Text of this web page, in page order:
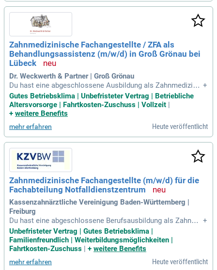
Zahnmedizinische Fachangestellte / ZFA als
Behandlungsassistenz (m/w/d) in Groß Grönau bei
Lübeck
Dr. Weckwerth & Partner | Groß Grönau
Du hast eine abgeschlossene Ausbildung als Zahnmedizinis
che Fachangestellte / ZFA oder Zahnarzthelferin. Du bist fre
undlich, zuverlässig und hast Freude am Umgang mit Patien
tinnen und Patienten.
+
Gutes Betriebsklima | Unbefristeter Vertrag | Betriebliche
Altersvorsorge | Fahrtkosten-Zuschuss | Vollzeit |
+ weitere Benefits
mehr erfahren Heute veröffentlicht
Zahnmedizinische Fachangestellte (m/w/d) für die
Fachabteilung Notfalldienstzentrum
Kassenzahnärztliche Vereinigung Baden-Württemberg |
Freiburg
Du hast eine abgeschlossene Berufsausbildung als Zahnme
dizinische Fachangestellte (m/w/d); Du besitzt eine Fachku
ndebescheinigung gemäß der Strahlen- und Röntgenverordn
ung; Du hast Ruhe und Übersicht, auch wenn's mal turbulent
+
Unbefristeter Vertrag | Gutes Betriebsklima |
Familienfreundlich | Weiterbildungsmöglichkeiten |
Fahrtkosten-Zuschuss | + weitere Benefits
mehr erfahren Heute veröffentlicht